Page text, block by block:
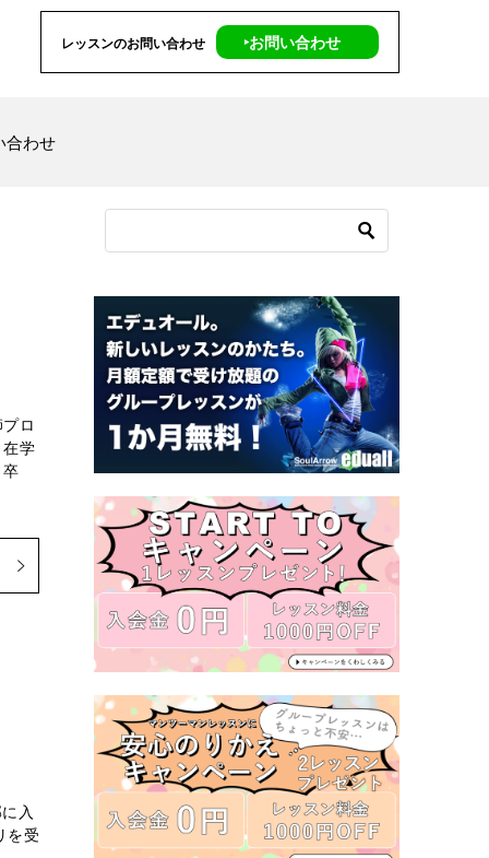
レッスンのお問い合わせ ‣お問い合わせ
合わせ
ロ
学
入
を受